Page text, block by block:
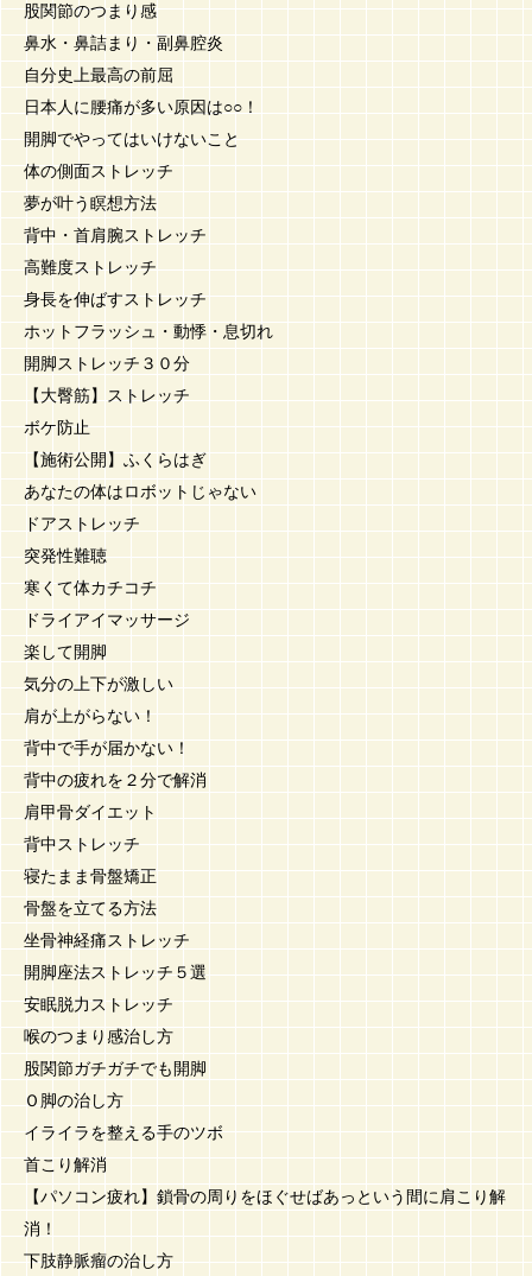
股関節のつまり感
鼻水・鼻詰まり・副鼻腔炎
自分史上最高の前屈
日本人に腰痛が多い原因は○○！
開脚でやってはいけないこと
体の側面ストレッチ
夢が叶う瞑想方法
背中・首肩腕ストレッチ
高難度ストレッチ
身長を伸ばすストレッチ
ホットフラッシュ・動悸・息切れ
開脚ストレッチ３０分
【大臀筋】ストレッチ
ボケ防止
【施術公開】ふくらはぎ
あなたの体はロボットじゃない
ドアストレッチ
突発性難聴
寒くて体カチコチ
ドライアイマッサージ
楽して開脚
気分の上下が激しい
肩が上がらない！
背中で手が届かない！
背中の疲れを２分で解消
肩甲骨ダイエット
背中ストレッチ
寝たまま骨盤矯正
骨盤を立てる方法
坐骨神経痛ストレッチ
開脚座法ストレッチ５選
安眠脱力ストレッチ
喉のつまり感治し方
股関節ガチガチでも開脚
Ｏ脚の治し方
イライラを整える手のツボ
首こり解消
【パソコン疲れ】鎖骨の周りをほぐせばあっという間に肩こり解
消！
下肢静脈瘤の治し方